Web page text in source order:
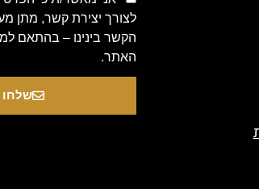
לצורך יצירת קשר, מתן
הקשר בינינו – בהתאם
האתר.